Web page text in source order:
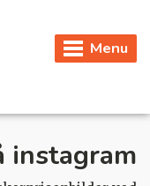
Menu
instagram